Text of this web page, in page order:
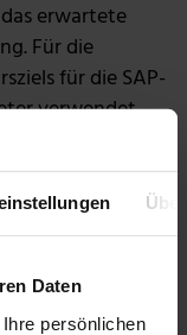
Daten
persönlichen
erwartete
Für die
für die SAP-
verwendet.